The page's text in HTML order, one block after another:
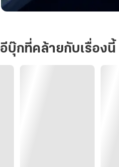
ความ
ทรง
จำ
อีบุ๊กที่คล้ายกับเรื่องนี้